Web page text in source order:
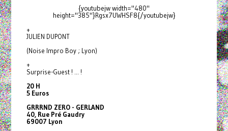
{youtubejw width="480"
height="385"}Rgsx7UWHSF8{/youtubejw}
+
JULIEN DUPONT
(Noise Impro Boy ; Lyon)
+
Surprise-Guest ! ... !
20 H
5 Euros
GRRRND ZERO - GERLAND
40, Rue Pré Gaudry
69007 Lyon